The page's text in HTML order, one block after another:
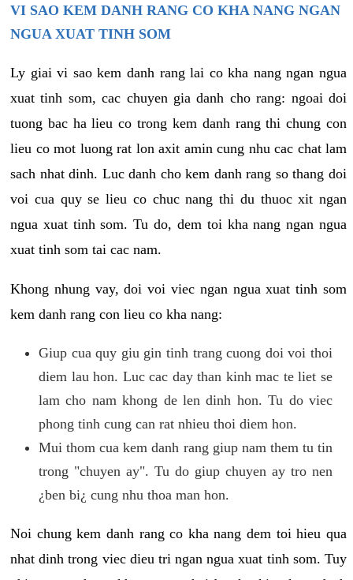
VI SAO KEM DANH RANG CO KHA NANG NGAN
NGUA XUAT TINH SOM
Ly giai vi sao kem danh rang lai co kha nang ngan ngua
xuat tinh som, cac chuyen gia danh cho rang: ngoai doi
tuong bac ha lieu co trong kem danh rang thi chung con
lieu co mot luong rat lon axit amin cung nhu cac chat lam
sach nhat dinh. Luc danh cho kem danh rang so thang doi
voi cua quy se lieu co chuc nang thi du thuoc xit ngan
ngua xuat tinh som. Tu do, dem toi kha nang ngan ngua
xuat tinh som tai cac nam.
Khong nhung vay, doi voi viec ngan ngua xuat tinh som
kem danh rang con lieu co kha nang:
Giup cua quy giu gin tinh trang cuong doi voi thoi
diem lau hon. Luc cac day than kinh mac te liet se
lam cho nam khong de len dinh hon. Tu do viec
phong tinh cung can rat nhieu thoi diem hon.
Mui thom cua kem danh rang giup nam them tu tin
trong "chuyen ay". Tu do giup chuyen ay tro nen
¿ben bi¿ cung nhu thoa man hon.
Noi chung kem danh rang co kha nang dem toi hieu qua
nhat dinh trong viec dieu tri ngan ngua xuat tinh som. Tuy